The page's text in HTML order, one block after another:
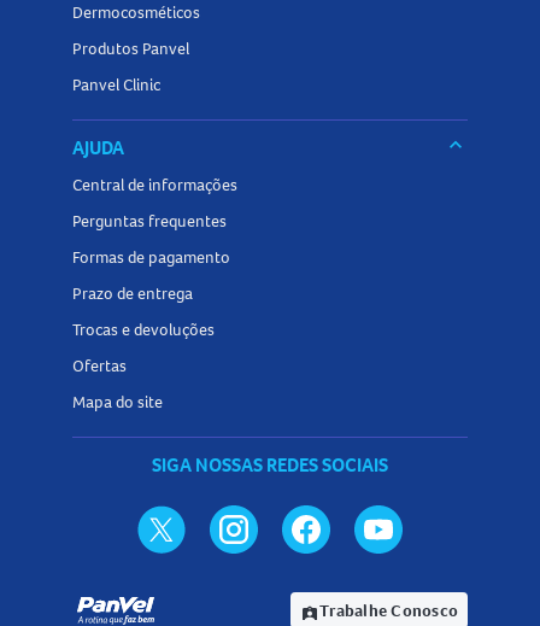
Dermocosméticos
Produtos Panvel
Panvel Clinic
AJUDA keyboard_arrow_down
Central de informações
Perguntas frequentes
Formas de pagamento
Prazo de entrega
Trocas e devoluções
Ofertas
Mapa do site
SIGA NOSSAS REDES SOCIAIS
assignment_indTrabalhe Conosco